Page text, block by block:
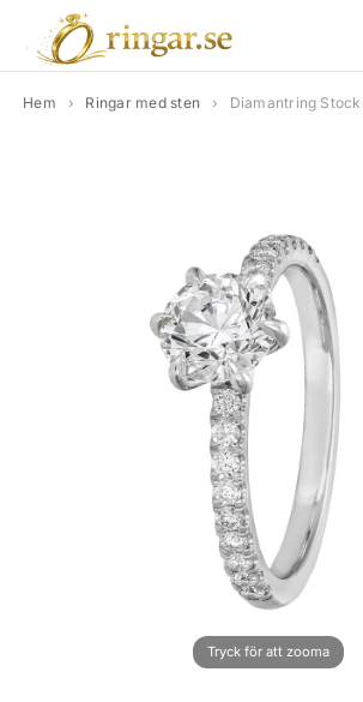
Hem › Ringar med sten › Diamantring